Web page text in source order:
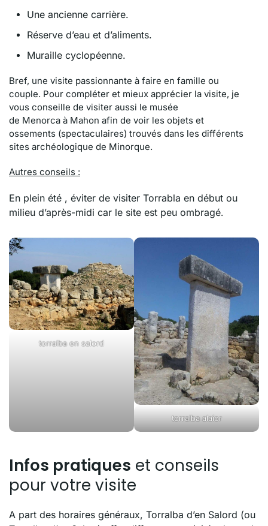
Une ancienne carrière.
Réserve d’eau et d’aliments.
Muraille cyclopéenne.
Bref, une visite passionnante à faire en famille ou
couple. Pour compléter et mieux apprécier la visite, je
vous conseille de visiter aussi le musée
de Menorca à Mahon afin de voir les objets et
ossements (spectaculaires) trouvés dans les différents
sites archéologique de Minorque.
Autres conseils :
En plein été , éviter de visiter Torrabla en début ou
milieu d’après-midi car le site est peu ombragé.
torralba en salord
torralba alaior
Infos pratiques et conseils
pour votre visite
A part des horaires généraux, Torralba d’en Salord (ou